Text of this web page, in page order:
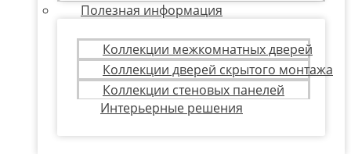
Полезная информация
Коллекции межкомнатных дверей
Коллекции дверей скрытого монтажа
Коллекции стеновых панелей
Интерьерные решения